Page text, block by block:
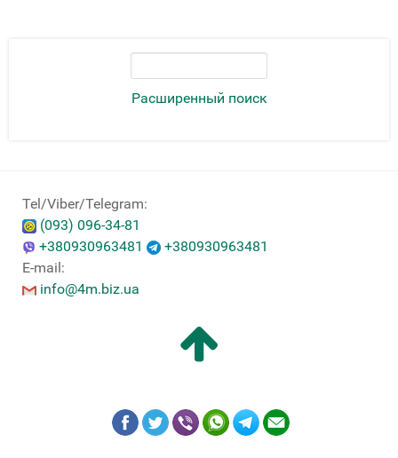
Расширенный поиск
Tel/Viber/Telegram:
(093) 096-34-81
+380930963481
+380930963481
E-mail:
info@4m.biz.ua